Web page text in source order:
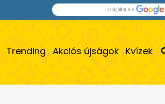
Trending Akciós újságok Kvízek